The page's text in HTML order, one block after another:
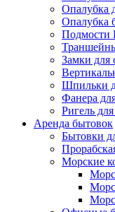
Опалубка
Опалубка
Замки для
Шпильки
Фанера
Ригель
Аренда бытовок
Бытовки
Морские